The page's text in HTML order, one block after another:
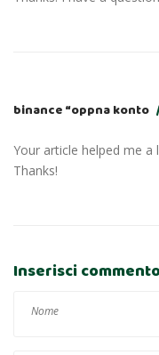
binance “oppna konto
Your article helped me
Thanks!
Inserisci